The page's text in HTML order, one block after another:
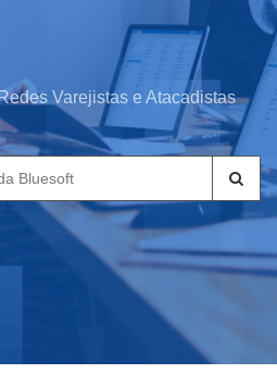
Varejistas e Atacadistas